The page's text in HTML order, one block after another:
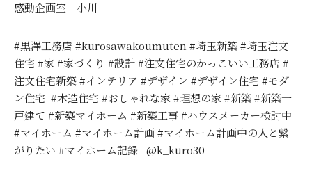
感動企画室 小川
#黒澤工務店 #kurosawakoumuten #埼玉新築 #埼玉注文
住宅 #家 #家づくり #設計 #注文住宅のかっこいい工務店 #
注文住宅新築 #インテリア #デザイン #デザイン住宅 #モダ
ン住宅 #木造住宅 #おしゃれな家 #理想の家 #新築 #新築一
戸建て #新築マイホーム #新築工事 #ハウスメーカー検討中
#マイホーム #マイホーム計画 #マイホーム計画中の人と繋
がりたい #マイホーム記録 @k_kuro30